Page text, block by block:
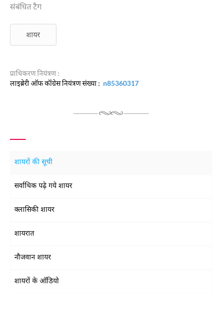
संबंधित टैग
शायर
प्राधिकरण नियंत्रण :
लाइब्रेरी ऑफ कॉंग्रेस नियंत्रण संख्या : n85360317
शायरों की सूची
सर्वाधिक पढ़े गये शायर
क्लासिकी शायर
शायरात
नौजवान शायर
शायरों के ऑडियो